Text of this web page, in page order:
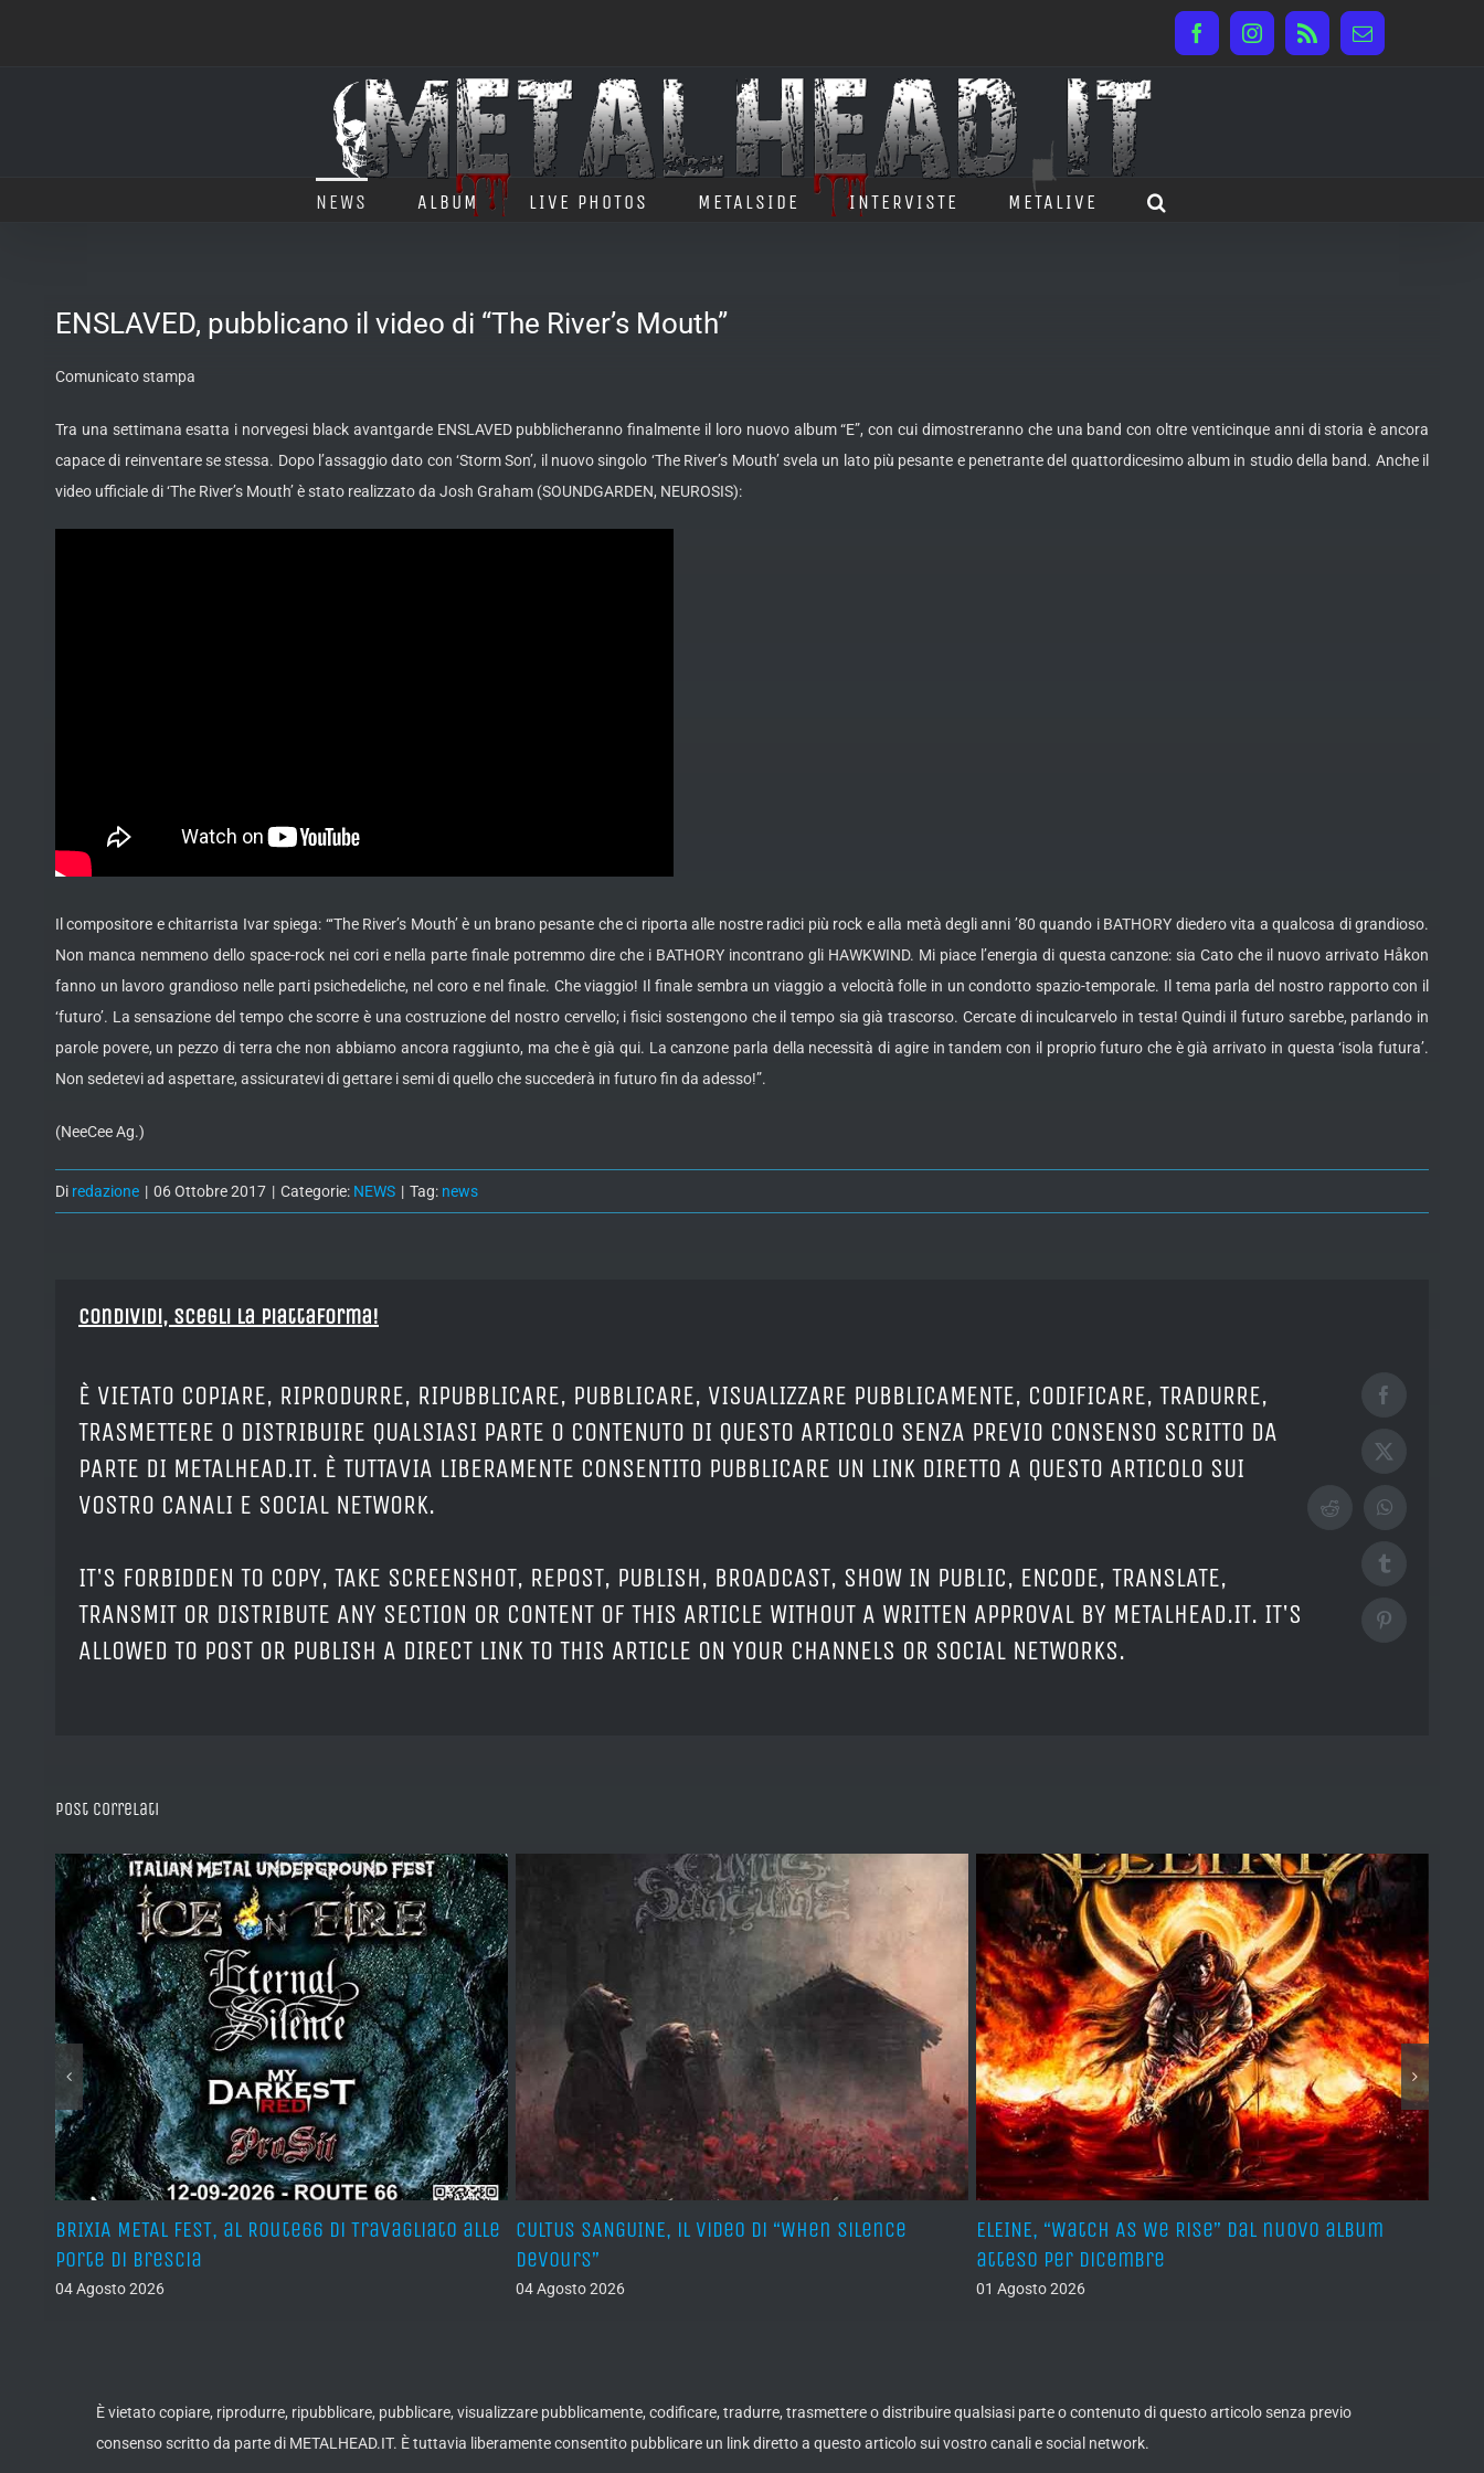
FacebookInstagram
Rss Email
NEWS ALBUM LIVE PHOTOS METALSIDE INTERVISTE METALIVE
ENSLAVED, pubblicano il video di “The River’s Mouth”
Comunicato stampa
Tra una settimana esatta i norvegesi black avantgarde ENSLAVED pubblicheranno finalmente il loro nuovo album “E”, con cui dimostreranno che una band con oltre venticinque anni di storia è ancora
capace di reinventare se stessa. Dopo l’assaggio dato con ‘Storm Son’, il nuovo singolo ‘The River’s Mouth’ svela un lato più pesante e penetrante del quattordicesimo album in studio della band. Anche il
video ufficiale di ‘The River’s Mouth’ è stato realizzato da Josh Graham (SOUNDGARDEN, NEUROSIS):
Il compositore e chitarrista Ivar spiega: “‘The River’s Mouth’ è un brano pesante che ci riporta alle nostre radici più rock e alla metà degli anni ’80 quando i BATHORY diedero vita a qualcosa di grandioso.
Non manca nemmeno dello space-rock nei cori e nella parte finale potremmo dire che i BATHORY incontrano gli HAWKWIND. Mi piace l’energia di questa canzone: sia Cato che il nuovo arrivato Håkon
fanno un lavoro grandioso nelle parti psichedeliche, nel coro e nel finale. Che viaggio! Il finale sembra un viaggio a velocità folle in un condotto spazio-temporale. Il tema parla del nostro rapporto con il
‘futuro’. La sensazione del tempo che scorre è una costruzione del nostro cervello; i fisici sostengono che il tempo sia già trascorso. Cercate di inculcarvelo in testa! Quindi il futuro sarebbe, parlando in
parole povere, un pezzo di terra che non abbiamo ancora raggiunto, ma che è già qui. La canzone parla della necessità di agire in tandem con il proprio futuro che è già arrivato in questa ‘isola futura’.
Non sedetevi ad aspettare, assicuratevi di gettare i semi di quello che succederà in futuro fin da adesso!”.
(NeeCee Ag.)
Di redazione | 06 Ottobre 2017 | Categorie: NEWS | Tag: news
Condividi, Scegli la piattaforma!
È VIETATO COPIARE, RIPRODURRE, RIPUBBLICARE, PUBBLICARE, VISUALIZZARE PUBBLICAMENTE, CODIFICARE, TRADURRE,
TRASMETTERE O DISTRIBUIRE QUALSIASI PARTE O CONTENUTO DI QUESTO ARTICOLO SENZA PREVIO CONSENSO SCRITTO DA
PARTE DI METALHEAD.IT. È TUTTAVIA LIBERAMENTE CONSENTITO PUBBLICARE UN LINK DIRETTO A QUESTO ARTICOLO SUI
VOSTRO CANALI E SOCIAL NETWORK.
IT'S FORBIDDEN TO COPY, TAKE SCREENSHOT, REPOST, PUBLISH, BROADCAST, SHOW IN PUBLIC, ENCODE, TRANSLATE,
TRANSMIT OR DISTRIBUTE ANY SECTION OR CONTENT OF THIS ARTICLE WITHOUT A WRITTEN APPROVAL BY METALHEAD.IT. IT'S
ALLOWED TO POST OR PUBLISH A DIRECT LINK TO THIS ARTICLE ON YOUR CHANNELS OR SOCIAL NETWORKS.
Facebook
X
RedditWhatsApp
Tumblr
Pinterest
Post correlati
BRIXIA METAL FEST, al Route66 di Travagliato alle
porte di Brescia
04 Agosto 2026
CULTUS SANGUINE, il video di “When Silence
Devours”
04 Agosto 2026
ELEINE, “Watch As We Rise” dal nuovo album
atteso per dicembre
01 Agosto 2026
È vietato copiare, riprodurre, ripubblicare, pubblicare, visualizzare pubblicamente, codificare, tradurre, trasmettere o distribuire qualsiasi parte o contenuto di questo articolo senza previo
consenso scritto da parte di METALHEAD.IT. È tuttavia liberamente consentito pubblicare un link diretto a questo articolo sui vostro canali e social network.